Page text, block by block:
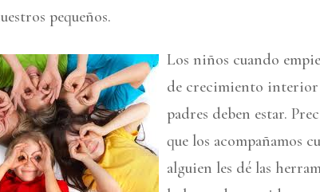
pequeños.
Los niños cuando
de crecimiento interior
padres deben estar.
que los acompañamos
alguien les dé las